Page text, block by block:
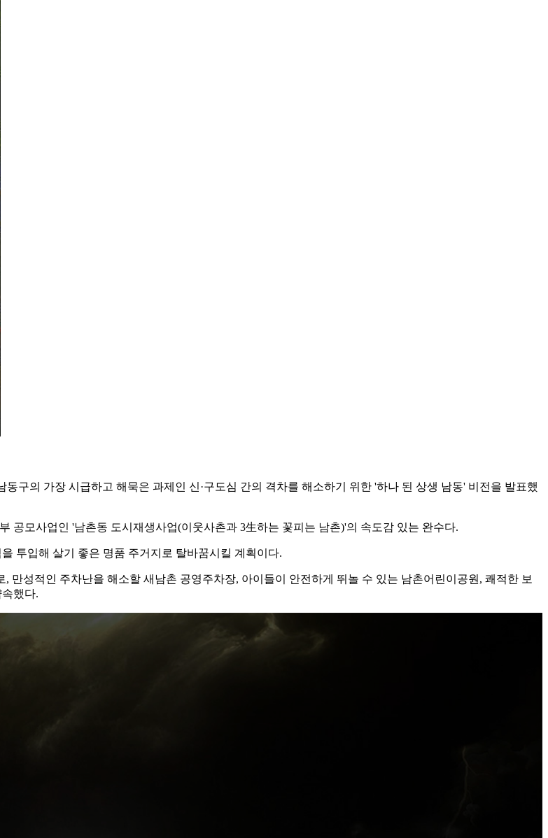
구의 가장 시급하고 해묵은 과제인 신·구도심 간의 격차를 해소하기 위한 '하나 된 상생 남동' 비전을 발표했
공모사업인 '남촌동 도시재생사업(이웃사촌과 3生하는 꽃피는 남촌)'의 속도감 있는 완수다.
투입해 살기 좋은 명품 주거지로 탈바꿈시킬 계획이다.
만성적인 주차난을 해소할 새남촌 공영주차장, 아이들이 안전하게 뛰놀 수 있는 남촌어린이공원, 쾌적한 보
했다.